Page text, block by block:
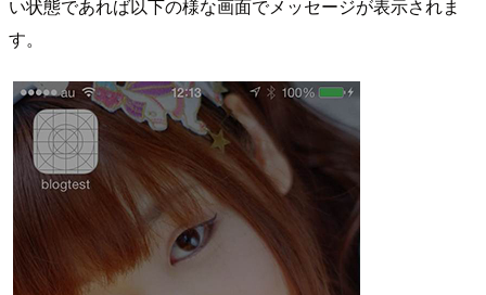
い状態であれば以下の様な画面でメッセージが表示されま
す。